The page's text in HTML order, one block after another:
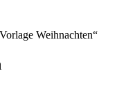
Weihnachten“